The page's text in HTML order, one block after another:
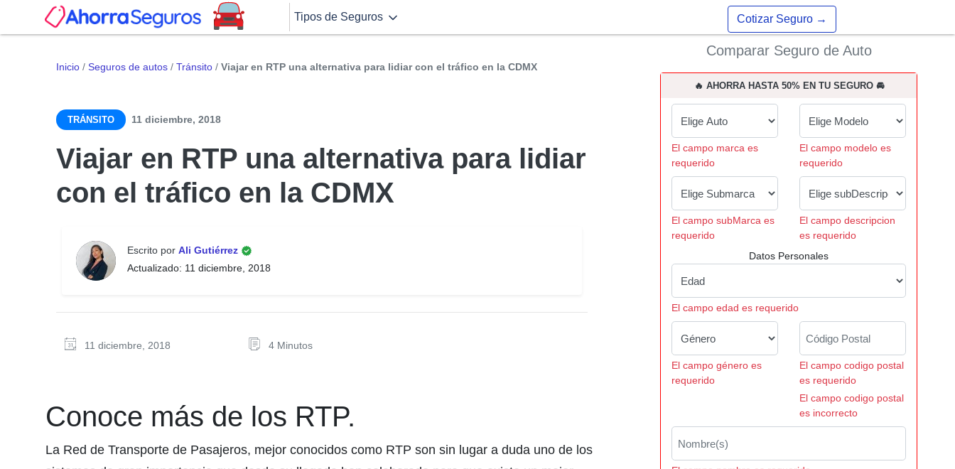
Tipos de Seguros Cotizar Seguro →
Inicio / Seguros de autos / Tránsito / Viajar en RTP una alternativa para lidiar con el tráfico en la CDMX
TRÁNSITO 11 diciembre, 2018
Viajar en RTP una alternativa para lidiar
con el tráfico en la CDMX
Escrito por Ali Gutiérrez
Actualizado: 11 diciembre, 2018
11 diciembre, 2018 4 Minutos
Conoce más de los RTP.
La Red de Transporte de Pasajeros, mejor conocidos como RTP son sin lugar a duda uno de los
Comparar Seguro de Auto
🔥 AHORRA HASTA 50% EN TU SEGURO 🚘
El campo marca es
requerido
El campo modelo es
requerido
El campo subMarca es
requerido
El campo descripcion
es requerido
Datos Personales
El campo edad es requerido
El campo género es
requerido
El campo codigo postal
es requerido
El campo codigo postal
es incorrecto